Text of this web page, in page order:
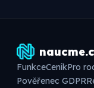
FunkceCeníkPro
Pověřenec GDPR